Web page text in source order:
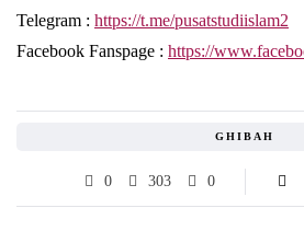
Telegram : https://t.me/pusatstudiislam2
Facebook Fanspage : https://
GHIBAH
0 303 0